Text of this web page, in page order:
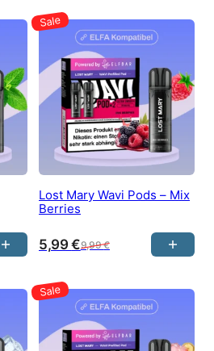
Lost Mary Wavi Pods – Mix
Berries
9,99€
5,99€